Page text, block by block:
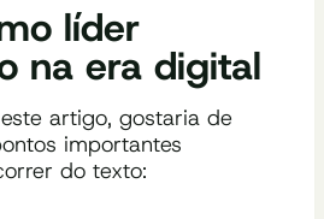
líder
na era digital
artigo, gostaria de
importantes
do texto: